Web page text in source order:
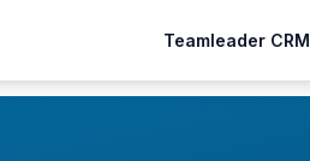
Teamleader CRM